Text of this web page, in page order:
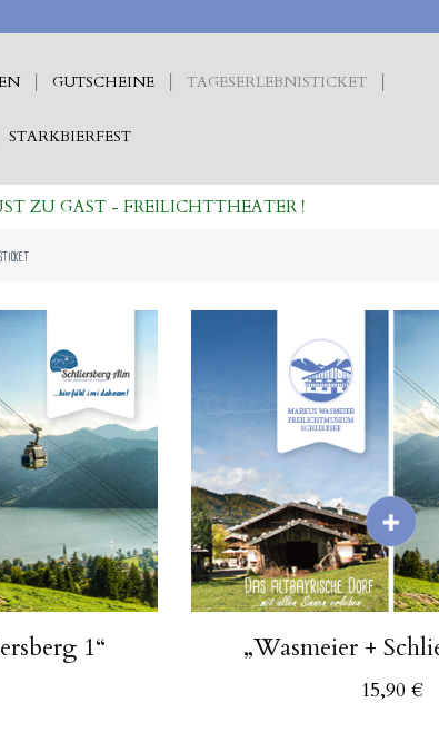
GUTSCHEINE TAGESERLEBNISTICKET
STARKBIERFEST
ZU GAST - FREILICHTTHEATER !
1“ „Wasmeier +
15,90 €